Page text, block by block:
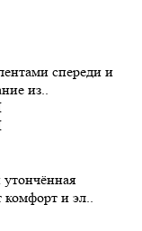
спереди и
из..
комфорт и эл..